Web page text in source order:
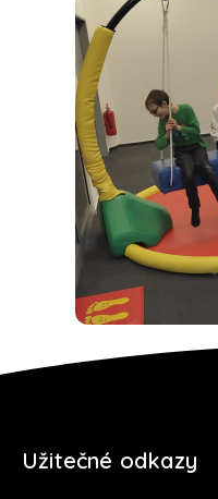
Užitečné odkazy